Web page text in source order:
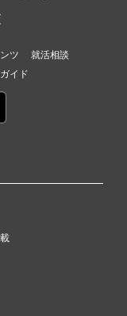
ツ
就活相談
イド